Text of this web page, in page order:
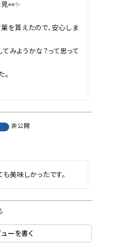
👀✨
を貰えたので、安心しま
みようかな？って思って
。
非公開
も美味しかったです。
ューを書く